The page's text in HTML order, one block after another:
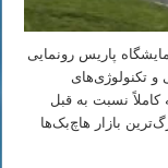
پاریس رونمایی
و تکنولوژی‌های
کاملاً نسبت به قبل
بازار هاچ‌بک‌ها